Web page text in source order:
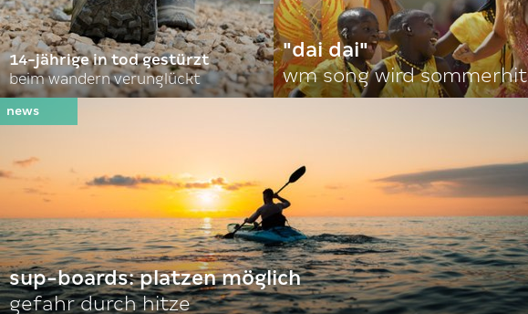
14-jährige in tod gestürzt
beim wandern verunglückt
"dai dai"
wm song wird sommerhit
sup-boards: platzen möglich
gefahr durch hitze